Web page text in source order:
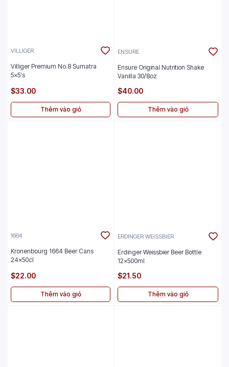
VILLIGER
Villiger Premium No.8 Sumatra
5x5's
$33.00
Thêm vào giỏ
ENSURE
Ensure Original Nutrition Shake
Vanilla 30/8oz
$40.00
Thêm vào giỏ
1664
Kronenbourg 1664 Beer Cans
24x50cl
$22.00
Thêm vào giỏ
ERDINGER WEISSBIER
Erdinger Weissbier Beer Bottle
12x500ml
$21.50
Thêm vào giỏ